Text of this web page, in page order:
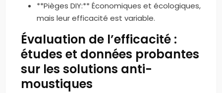
**Pièges DIY:** Économiques et écologiques,
mais leur efficacité est variable.
Évaluation de l’efficacité :
études et données probantes
sur les solutions anti-
moustiques